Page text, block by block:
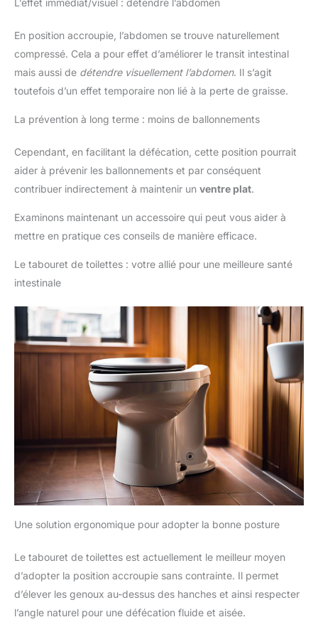
L’effet immédiat/visuel : détendre l’abdomen
En position accroupie, l’abdomen se trouve naturellement
compressé. Cela a pour effet d’améliorer le transit intestinal
mais aussi de détendre visuellement l’abdomen. Il s’agit
toutefois d’un effet temporaire non lié à la perte de graisse.
La prévention à long terme : moins de ballonnements
Cependant, en facilitant la défécation, cette position pourrait
aider à prévenir les ballonnements et par conséquent
contribuer indirectement à maintenir un ventre plat.
Examinons maintenant un accessoire qui peut vous aider à
mettre en pratique ces conseils de manière efficace.
Le tabouret de toilettes : votre allié pour une meilleure santé
intestinale
Une solution ergonomique pour adopter la bonne posture
Le tabouret de toilettes est actuellement le meilleur moyen
d’adopter la position accroupie sans contrainte. Il permet
d’élever les genoux au-dessus des hanches et ainsi respecter
l’angle naturel pour une défécation fluide et aisée.